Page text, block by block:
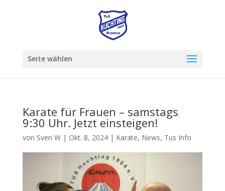
Seite wählen
Karate für Frauen – samstags
9:30 Uhr. Jetzt einsteigen!
von Sven W| Okt. 8, 2024| Karate, News, Tus Info